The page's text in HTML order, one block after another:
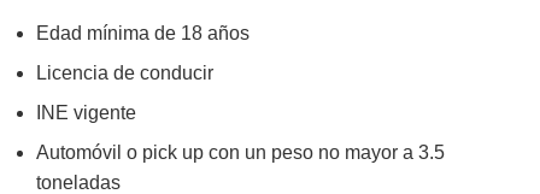
Edad mínima de 18 años
Licencia de conducir
INE vigente
Automóvil o pick up con un peso no mayor a 3.5
toneladas